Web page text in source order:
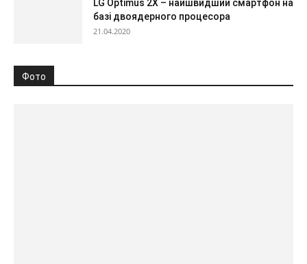
LG Optimus 2X – найшвидший смартфон на
базі двоядерного процесора
21.04.2020
Фото